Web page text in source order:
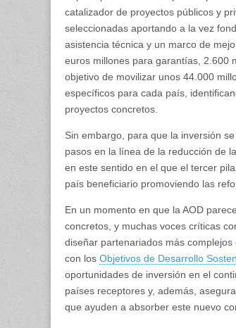
catalizador de proyectos públicos y
seleccionadas aportando a la vez
asistencia técnica y un marco de
euros millones para garantías, 2.600
objetivo de movilizar unos 44.000
específicos para cada país,
proyectos concretos.
Sin embargo, para que la inversión
pasos en la línea de la reducción de
en este sentido en el que el tercer
país beneficiario promoviendo las
En un momento en que la AOD
concretos, y muchas voces críticas
diseñar partenariados más
con los Objetivos de Desarrollo
oportunidades de inversión en el
países receptores y, además,
que ayuden a absorber este nuevo